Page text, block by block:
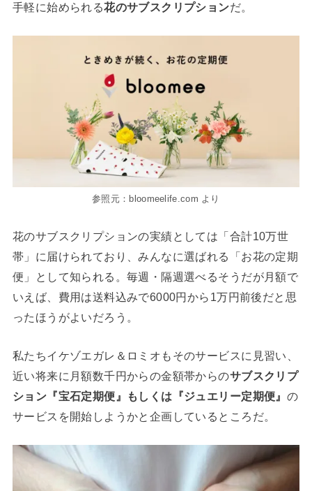
手軽に始められる花のサブスクリプションだ。
参照元：bloomeelife.com より
花のサブスクリプションの実績としては「合計10万世
帯」に届けられており、みんなに選ばれる「お花の定期
便」として知られる。毎週・隔週選べるそうだが月額で
いえば、費用は送料込みで6000円から1万円前後だと思
ったほうがよいだろう。
私たちイケゾエガレ＆ロミオもそのサービスに見習い、
近い将来に月額数千円からの金額帯からのサブスクリプ
ション『宝石定期便』もしくは『ジュエリー定期便』 の
サービスを開始しようかと企画しているところだ。